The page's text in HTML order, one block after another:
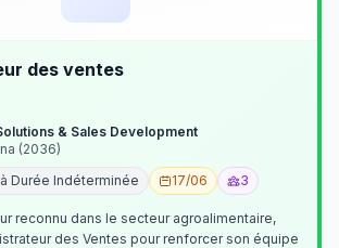
des ventes
& Sales Development
(2036)
Durée Indéterminée
17/06 3
reconnu dans le secteur agroalimentaire,
des Ventes pour renforcer son équipe